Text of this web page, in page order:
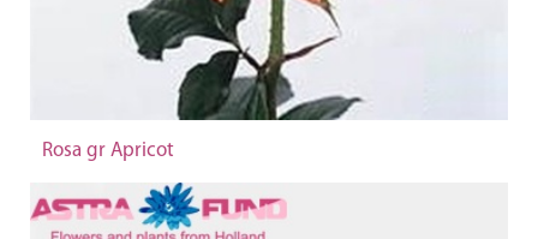
Rosa gr Apricot